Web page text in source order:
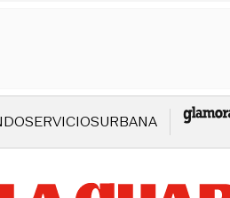
SERVICIOSURBANA